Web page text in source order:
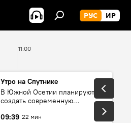
РУС ИР
11:00
Утро на Спутнике
В Южной Осетии планируют
создать современную
09:39 22 мин